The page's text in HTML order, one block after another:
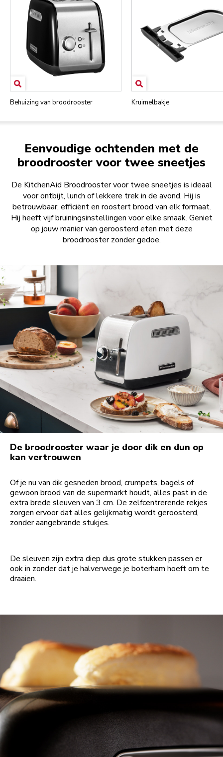
Behuizing van broodrooster Kruimelbakje
Eenvoudige ochtenden met de
broodrooster voor twee sneetjes
De KitchenAid Broodrooster voor twee sneetjes is ideaal
voor ontbijt, lunch of lekkere trek in de avond. Hij is
betrouwbaar, efficiënt en roostert brood van elk formaat.
Hij heeft vijf bruiningsinstellingen voor elke smaak. Geniet
op jouw manier van geroosterd eten met deze
broodrooster zonder gedoe.
De broodrooster waar je door dik en dun op
kan vertrouwen
Of je nu van dik gesneden brood, crumpets, bagels of
gewoon brood van de supermarkt houdt, alles past in de
extra brede sleuven van 3 cm. De zelfcentrerende rekjes
zorgen ervoor dat alles gelijkmatig wordt geroosterd,
zonder aangebrande stukjes.
De sleuven zijn extra diep dus grote stukken passen er
ook in zonder dat je halverwege je boterham hoeft om te
draaien.